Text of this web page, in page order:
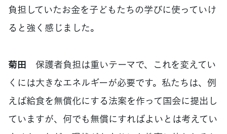
負担していたお金を子どもたちの学びに使っていけ
ると強く感じました。
菊田 保護者負担は重いテーマで、これを変えてい
くには大きなエネルギーが必要です。私たちは、例
えば給食を無償化にする法案を作って国会に提出し
ていますが、何でも無償にすればよいとは考えてい